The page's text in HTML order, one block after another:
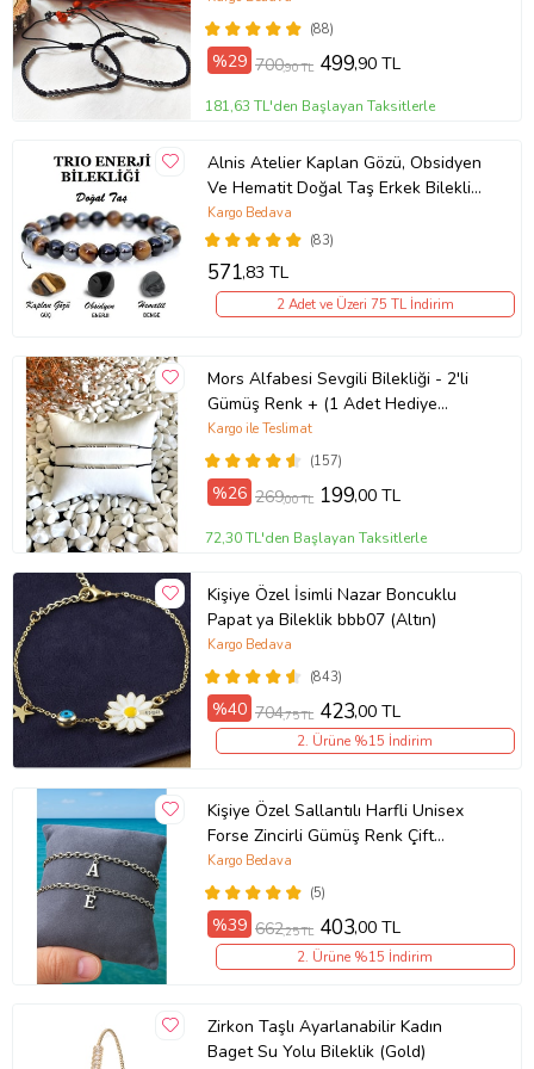
(88)
%29 700,90 TL 499,90 TL
181,63 TL'den Başlayan Taksitlerle
Alnis Atelier Kaplan Gözü, Obsidyen
Ve Hematit Doğal Taş Erkek Bileklik
(KAHVE-BRONZ)
(83)
Kargo Bedava
571,83 TL
2 Adet ve Üzeri 75 TL İndirim
Mors Alfabesi Sevgili Bilekliği - 2'li
Gümüş Renk + (1 Adet Hediye
Bileklik)
(157)
Kargo ile Teslimat
%26 269,00 TL 199,00 TL
72,30 TL'den Başlayan Taksitlerle
Kişiye Özel İsimli Nazar Boncuklu
Papat ya Bileklik bbb07 (Altın)
(843)
Kargo Bedava
%40 704,75 TL 423,00 TL
2. Ürüne %15 İndirim
Kişiye Özel Sallantılı Harfli Unisex
Forse Zincirli Gümüş Renk Çift
Bilekliği eck09c (Metal)
(5)
Kargo Bedava
%39 662,25 TL 403,00 TL
2. Ürüne %15 İndirim
Zirkon Taşlı Ayarlanabilir Kadın
Baget Su Yolu Bileklik (Gold)